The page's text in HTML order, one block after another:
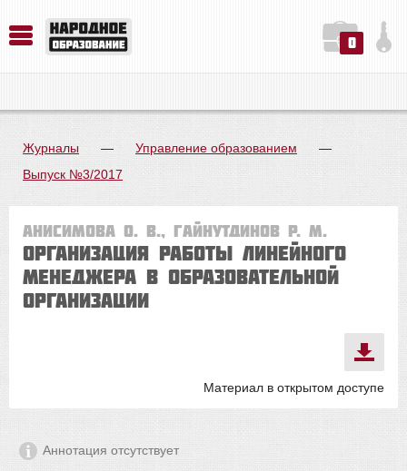
0
Журналы — Управление образованием
—
Выпуск №3/2017
Анисимова О. В., Гайнутдинов Р. М.
Организация работы линейного
менеджера в образовательной
организации
Материал в открытом доступе
Аннотация отсутствует